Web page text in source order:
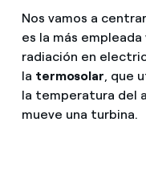
Nos vamos a
es la más
radiación en
la termosolar, que
la temperatura del
mueve una turbina.